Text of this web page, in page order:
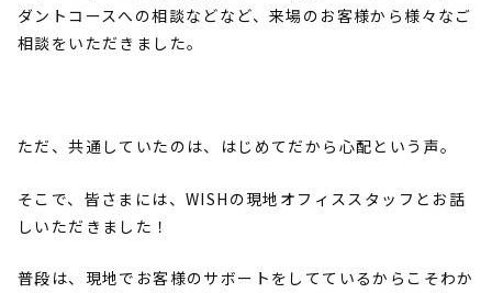
ダントコースへの相談などなど、来場のお客様から様々なご
相談をいただきました。
ただ、共通していたのは、はじめてだから心配という声。
そこで、皆さまには、 WISH の現地オフィススタッフとお話
しいただきました！
普段は、現地でお客様のサボートをしてているからこそわか